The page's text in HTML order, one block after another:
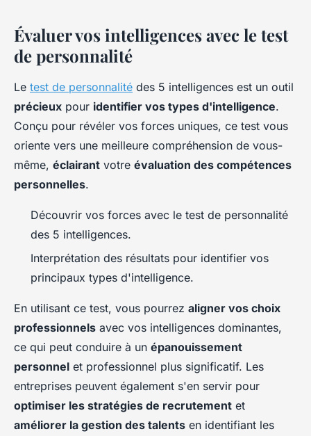
Évaluer vos intelligences avec le test
de personnalité
Le test de personnalité des 5 intelligences est un outil
précieux pour identifier vos types d'intelligence.
Conçu pour révéler vos forces uniques, ce test vous
oriente vers une meilleure compréhension de vous-
même, éclairant votre évaluation des compétences
personnelles.
Découvrir vos forces avec le test de personnalité
des 5 intelligences.
Interprétation des résultats pour identifier vos
principaux types d'intelligence.
En utilisant ce test, vous pourrez aligner vos choix
professionnels avec vos intelligences dominantes,
ce qui peut conduire à un épanouissement
personnel et professionnel plus significatif. Les
entreprises peuvent également s'en servir pour
optimiser les stratégies de recrutement et
améliorer la gestion des talents en identifiant les